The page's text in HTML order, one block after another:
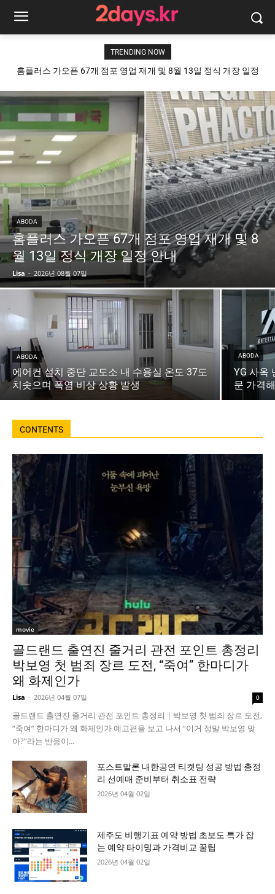
TRENDING NOW
홈플러스 가오픈 67개 점포 영업 재개 및 8월 13일 정식 개장 일정
ABODA
홈플러스 가오픈 67개 점포 영업 재개 및 8
월 13일 정식 개장 일정 안내
Lisa - 2026년 08월 07일
ABODA
에어컨 설치 중단 교도소 내 수용실 온도 37도
치솟으며 폭염 비상 상황 발생
ABODA
YG 사옥
문 가격
CONTENTS
movie
골드랜드 출연진 줄거리 관전 포인트 총정리
박보영 첫 범죄 장르 도전, “죽여” 한마디가
왜 화제인가
Lisa - 2026년 04월 07일 0
골드랜드 출연진 줄거리 관전 포인트 총정리 | 박보영 첫 범죄 장르 도전,
“죽여” 한마디가 왜 화제인가 예고편을 보고 나서 “이거 정말 박보영 맞
아?”라는 반응이...
포스트말론 내한공연 티켓팅 성공 방법 총정
리 선예매 준비부터 취소표 전략
2026년 04월 02일
제주도 비행기표 예약 방법 초보도 특가 잡
는 예약 타이밍과 가격비교 꿀팁
2026년 04월 02일